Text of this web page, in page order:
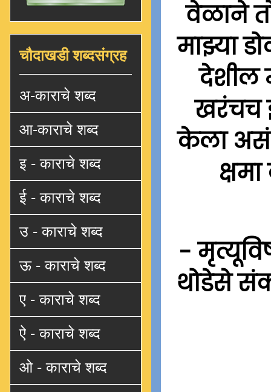
वेळाने
माझ्या
देशील
खरंचच
केला असं
-
थोडेसे
चौदाखडी शब्दसंग्रह
अ-काराचे शब्द
आ-काराचे शब्द
इ - काराचे शब्द
ई - काराचे शब्द
उ - काराचे शब्द
ऊ - काराचे शब्द
ए - काराचे शब्द
ऐ - काराचे शब्द
ओ - काराचे शब्द